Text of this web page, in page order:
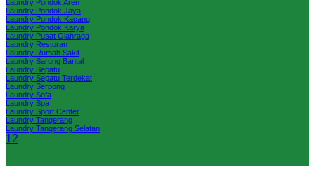
Laundry Pondok Aren
Laundry Pondok Jaya
Laundry Pondok Kacang
Laundry Pondok Karya
Laundry Pusat Olahraga
Laundry Restoran
Laundry Rumah Sakit
Laundry Sarung Bantal
Laundry Sepatu
Laundry Sepatu Terdekat
Laundry Serpong
Laundry Sofa
Laundry Spa
Laundry Sport Center
Laundry Tangerang
Laundry Tangerang Selatan
12